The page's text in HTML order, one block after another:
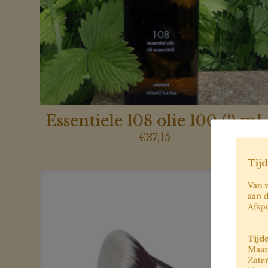
Essentiele 108 olie 100 (!) ml
€37,15